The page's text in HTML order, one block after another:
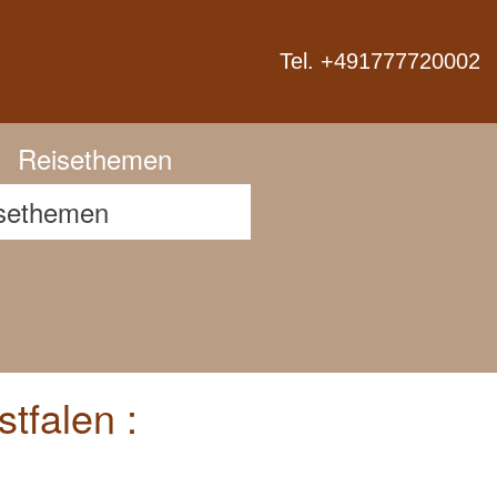
Reisethemen
:
Tel. +491777720002